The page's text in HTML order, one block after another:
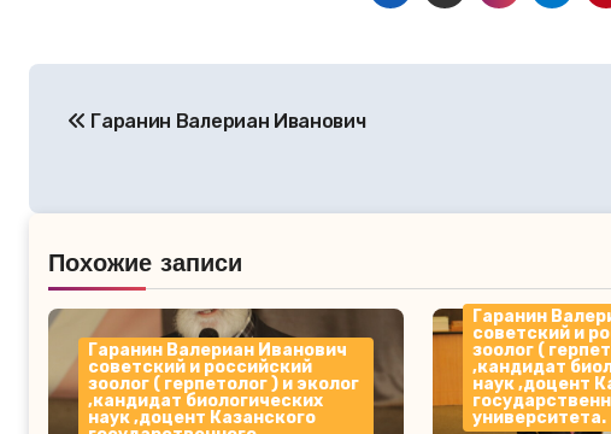
по
Гаранин Валериан Иванович
Похожие записи
Гаранин Валериан Иванович
советский и российский
зоолог ( герпетолог ) и эколог
,кандидат биологических
наук ,доцент Казанского
Гаранин
советский и
зоолог (
,кандидат
наук ,доцент
университета.